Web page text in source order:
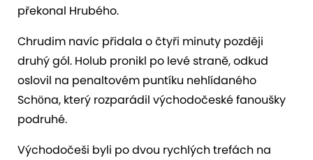
překonal Hrubého.
Chrudim navíc přidala o čtyři minuty později
druhý gól. Holub pronikl po levé straně, odkud
oslovil na penaltovém puntíku nehlídaného
Schöna, který rozparádil východočeské fanoušky
podruhé.
Východočeši byli po dvou rychlých trefách na